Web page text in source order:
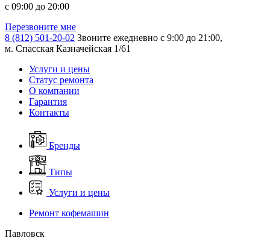
c 09:00 до 20:00
Перезвоните мне
8 (812) 501-20-02 Звоните ежедневно с 9:00 до 21:00,
м. Спасская Казначейская 1/61
Услуги и цены
Статус ремонта
О компании
Гарантия
Контакты
Бренды
Типы
Услуги и цены
Ремонт кофемашин
Павловск